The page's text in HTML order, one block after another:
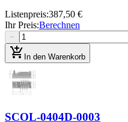
Listenpreis:387,50 €
Ihr Preis:Berechnen
−
add_shopping_cart In den Warenkorb
SCOL-0404D-0003